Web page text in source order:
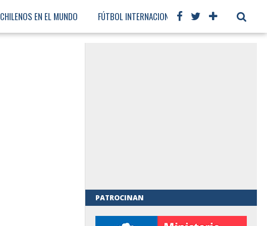
CHILENOS EN EL MUNDO FÚTBOL INTERNACIONAL
PATROCINAN